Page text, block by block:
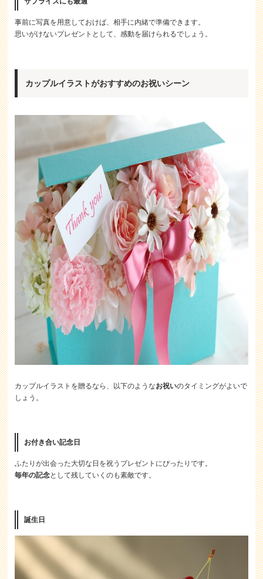
事前に写真を用意しておけば、相手に内緒で準備できます。
思いがけないプレゼントとして、感動を届けられるでしょう。
カップルイラストがおすすめのお祝いシーン
カップルイラストを贈るなら、以下のようなお祝いのタイミングがよいで
しょう。
お付き合い記念日
ふたりが出会った大切な日を祝うプレゼントにぴったりです。
毎年の記念として残していくのも素敵です。
誕生日